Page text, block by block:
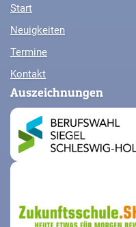
Start
Neuigkeiten
Termine
Kontakt
Auszeichnungen